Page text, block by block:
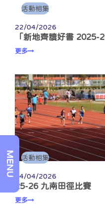
MENU
活動相集
22/04/2026
「新地齊讀好書 2025-
更多
活動相集
14/04/2026
25-26 九南田徑比賽
更多